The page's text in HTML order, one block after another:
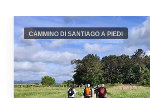
CAMMINO DI SANTIAGO A PIEDI